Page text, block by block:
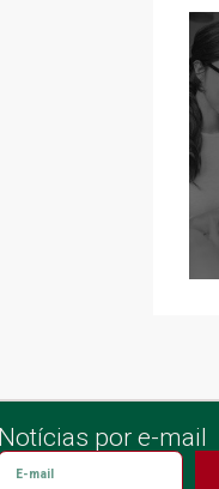
Notícias por e-mail